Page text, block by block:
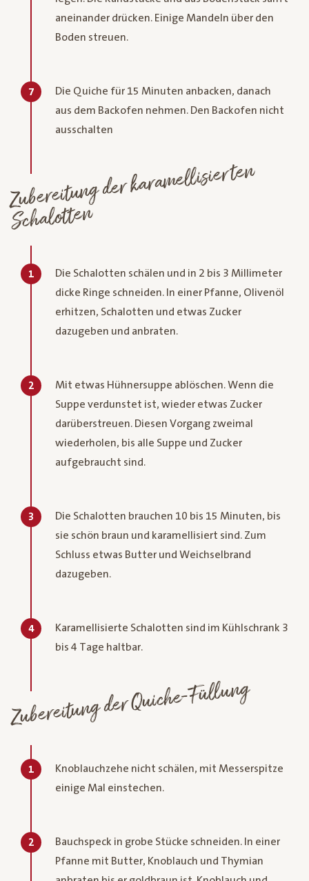
aneinander drücken. Einige Mandeln über den
Boden streuen.
7
Die Quiche für 15 Minuten anbacken, danach
aus dem Backofen nehmen. Den Backofen nicht
ausschalten
Zubereitung der kara
mellisierten
Schalotten
1
Die Schalotten schälen und in 2 bis 3 Millimeter
dicke Ringe schneiden. In einer Pfanne, Olivenöl
erhitzen, Schalotten und etwas Zucker
dazugeben und anbraten.
2
Mit etwas Hühnersuppe ablöschen. Wenn die
Suppe verdunstet ist, wieder etwas Zucker
darüberstreuen. Diesen Vorgang zweimal
wiederholen, bis alle Suppe und Zucker
aufgebraucht sind.
3
Die Schalotten brauchen 10 bis 15 Minuten, bis
sie schön braun und karamellisiert sind. Zum
Schluss etwas Butter und Weichselbrand
dazugeben.
4
Karamellisierte Schalotten sind im Kühlschrank 3
bis 4 Tage haltbar.
Zubereitung der Quiche-Füllung
1
Knoblauchzehe nicht schälen, mit Messerspitze
einige Mal einstechen.
2
Bauchspeck in grobe Stücke schneiden. In einer
Pfanne mit Butter, Knoblauch und Thymian